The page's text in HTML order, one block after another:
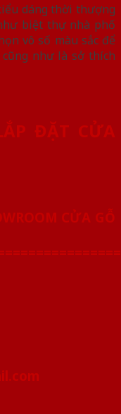
dáng thời thượng
biệt thự nhà phố
vô số màu sắc để
như là sở thích
ĐẶT CỬA
CỬA GỖ